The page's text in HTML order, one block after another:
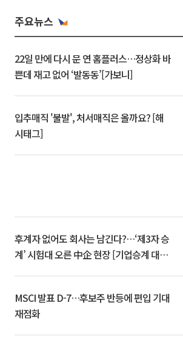
주요뉴스
22일 만에 다시 문 연 홈플러스…정상화 바
쁜데 재고 없어 ‘발동동’[가보니]
입추매직 '불발', 처서매직은 올까요? [해
시태그]
후계자 없어도 회사는 남긴다?…‘제3자 승
계’ 시험대 오른 中企 현장 [기업승계 대전
MSCI 발표 D-7…후보주 반등에 편입 기대
재점화